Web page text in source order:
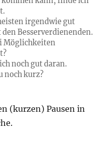
irgendwie gut
Besserverdienenden.
Möglichkeiten
noch gut daran.
noch kurz?
(kurzen) Pausen in